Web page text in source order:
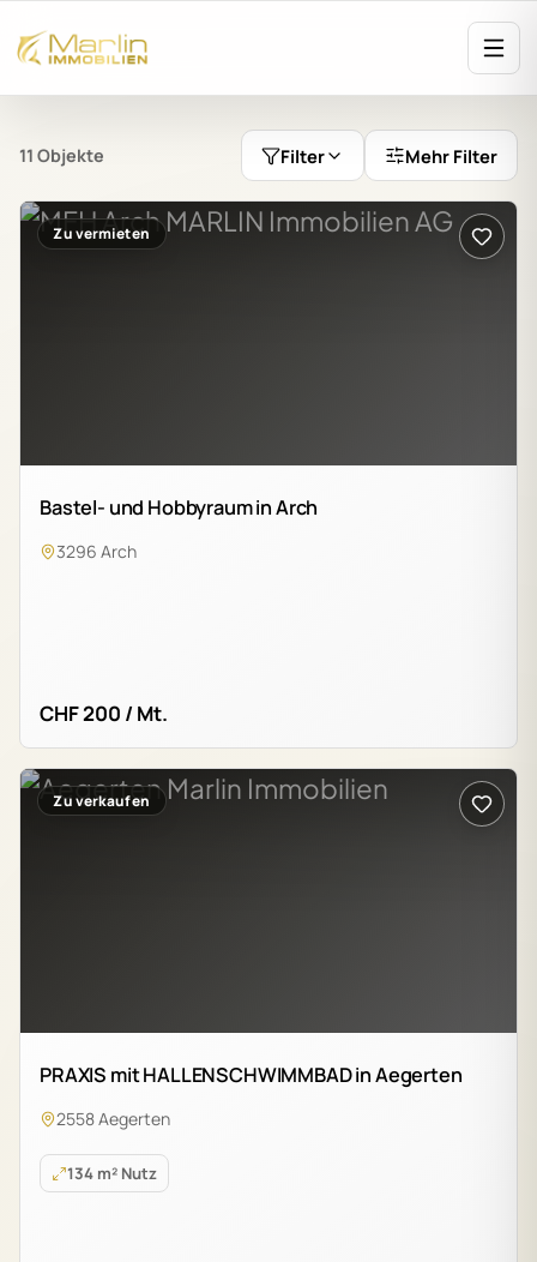
11 Objekte Filter Mehr Filter
Zu vermieten
Bastel- und Hobbyraum in Arch
3296 Arch
CHF 200 / Mt.
Zu verkaufen
PRAXIS mit HALLENSCHWIMMBAD in Aegerten
2558 Aegerten
134 m² Nutz